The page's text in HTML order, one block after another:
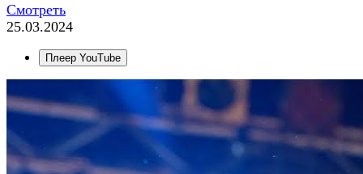
Смотреть
25.03.2024
Плеер YouTube